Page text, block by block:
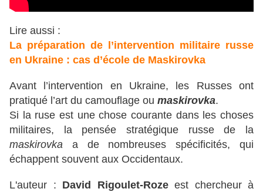
Lire aussi :
La préparation de l’intervention militaire russe
en Ukraine : cas d’école de Maskirovka
Avant l’intervention en Ukraine, les Russes ont
pratiqué l’art du camouflage ou maskirovka.
Si la ruse est une chose courante dans les choses
militaires, la pensée stratégique russe de la
maskirovka a de nombreuses spécificités, qui
échappent souvent aux Occidentaux.
L'auteur : David Rigoulet-Rozeest chercheur à